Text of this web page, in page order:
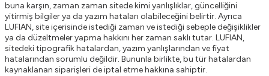
buna karşın, zaman zaman sitede kimi yanlışlıklar, güncelliğini
yitirmiş bilgiler ya da yazım hataları olabileceğini belirtir. Ayrıca
LUFIAN, site içerisinde istediği zaman ve istediği sebeple değişiklikler
ya da düzeltmeler yapma hakkını her zaman saklı tutar. LUFIAN,
sitedeki tipografik hatalardan, yazım yanlışlarından ve fiyat
hatalarından sorumlu değildir. Bununla birlikte, bu tür hatalardan
kaynaklanan siparişleri de iptal etme hakkına sahiptir.